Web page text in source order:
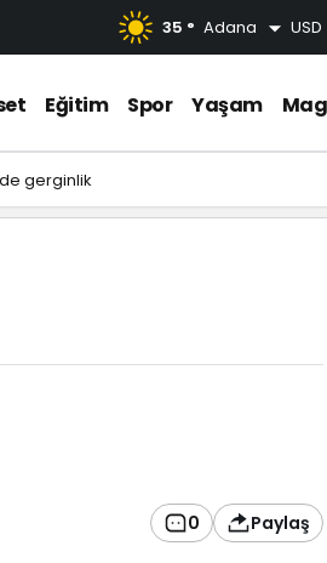
35 ° Adana USD
Eğitim Spor Yaşam
gerginlik
0 Paylaş